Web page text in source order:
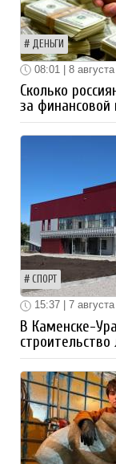
ДЕНЬГИ
08:01 | 8 августа
Сколько
за
СПОРТ
15:37 | 7 августа
В Каменске-